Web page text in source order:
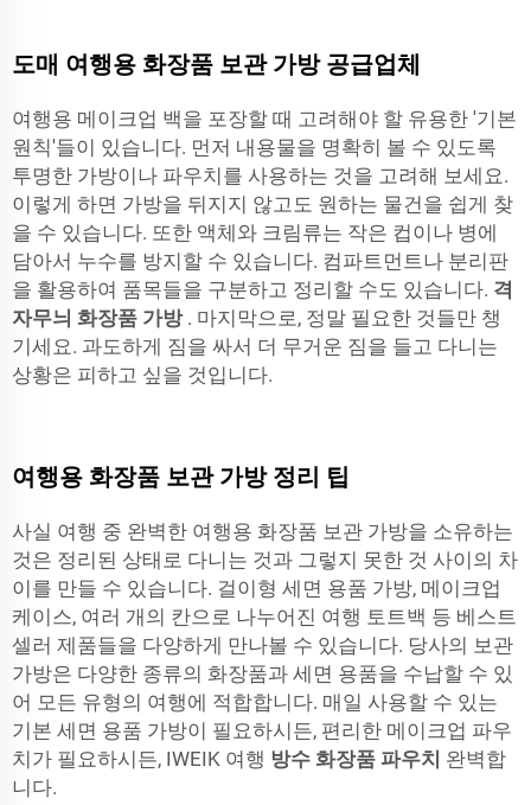
도매 여행용 화장품 보관 가방 공급업체
여행용 메이크업 백을 포장할 때 고려해야 할 유용한 '기본
원칙'들이 있습니다. 먼저 내용물을 명확히 볼 수 있도록
투명한 가방이나 파우치를 사용하는 것을 고려해 보세요.
이렇게 하면 가방을 뒤지지 않고도 원하는 물건을 쉽게 찾
을 수 있습니다. 또한 액체와 크림류는 작은 컵이나 병에
담아서 누수를 방지할 수 있습니다. 컴파트먼트나 분리판
을 활용하여 품목들을 구분하고 정리할 수도 있습니다. 격
자무늬 화장품 가방 . 마지막으로, 정말 필요한 것들만 챙
기세요. 과도하게 짐을 싸서 더 무거운 짐을 들고 다니는
상황은 피하고 싶을 것입니다.
여행용 화장품 보관 가방 정리 팁
사실 여행 중 완벽한 여행용 화장품 보관 가방을 소유하는
것은 정리된 상태로 다니는 것과 그렇지 못한 것 사이의 차
이를 만들 수 있습니다. 걸이형 세면 용품 가방, 메이크업
케이스, 여러 개의 칸으로 나누어진 여행 토트백 등 베스트
셀러 제품들을 다양하게 만나볼 수 있습니다. 당사의 보관
가방은 다양한 종류의 화장품과 세면 용품을 수납할 수 있
어 모든 유형의 여행에 적합합니다. 매일 사용할 수 있는
기본 세면 용품 가방이 필요하시든, 편리한 메이크업 파우
치가 필요하시든, IWEIK 여행 방수 화장품 파우치 완벽합
니다.